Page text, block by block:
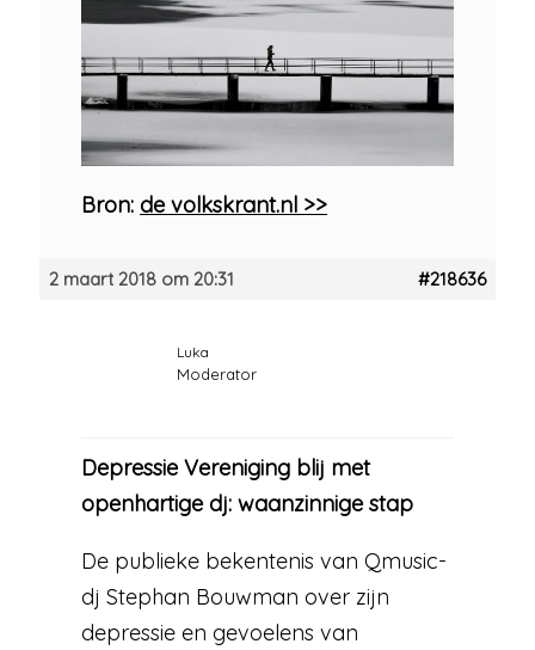
Bron:de volkskrant.nl >>
2 maart 2018 om 20:31 #218636
Luka
Moderator
Depressie Vereniging blij met
openhartige dj: waanzinnige stap
De publieke bekentenis van Qmusic-
dj Stephan Bouwman over zijn
depressie en gevoelens van